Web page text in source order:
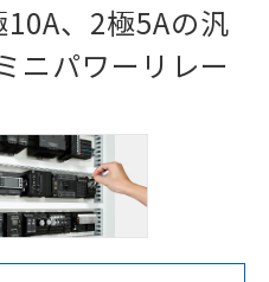
10A、2極5Aの汎
ニパワーリレー